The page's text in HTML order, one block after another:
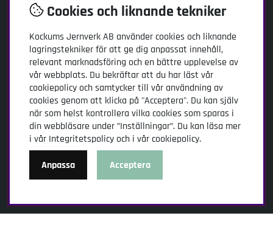
Recept
Socialt
Facebook
Instagram
Youtube
TikTok
Kundtjänst
Kockums Jernverk AB
Adress: Stansgatan 2
Cookies och liknande tekniker
Kockums Jernverk AB använder cookies och liknande
lagringstekniker för att ge dig anpassat innehåll,
relevant marknadsföring och en bättre upplevelse av
vår webbplats. Du bekräftar att du har läst vår
cookiepolicy och samtycker till vår användning av
cookies genom att klicka på "Acceptera". Du kan själv
när som helst kontrollera vilka cookies som sparas i
din webbläsare under ”Inställningar”. Du kan läsa mer
i vår Integritetspolicy och i vår cookiepolicy.
Anpassa Acceptera